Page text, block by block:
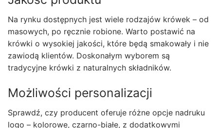
Na rynku dostępnych jest wiele rodzajów krówek – od
masowych, po ręcznie robione. Warto postawić na
krówki o wysokiej jakości, które będą smakowały i nie
zawiodą klientów. Doskonałym wyborem są
tradycyjne krówki z naturalnych składników.
Możliwości personalizacji
Sprawdź, czy producent oferuje różne opcje nadruku
logo – kolorowe, czarno-białe, z dodatkowymi